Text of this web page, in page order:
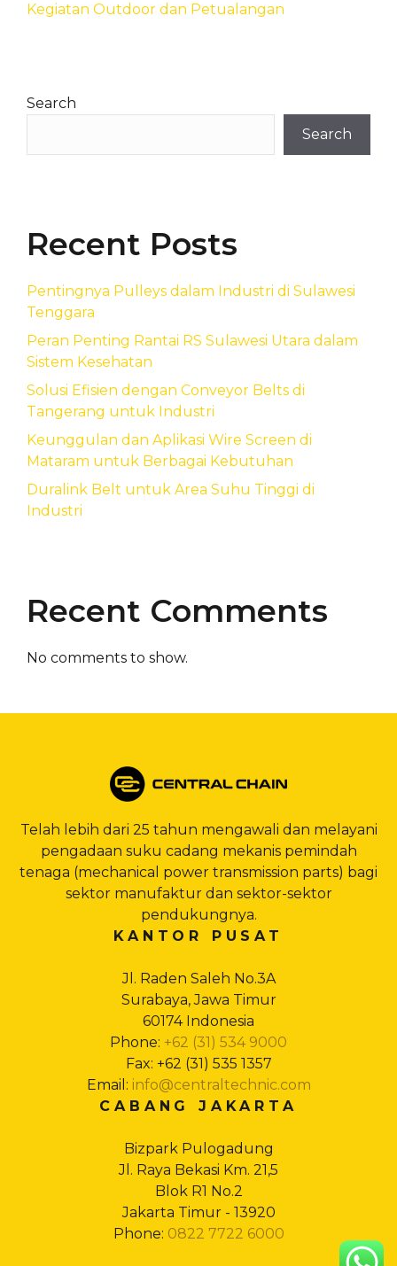
Kegiatan Outdoor dan Petualangan
Search
Search
Recent Posts
Pentingnya Pulleys dalam Industri di Sulawesi
Tenggara
Peran Penting Rantai RS Sulawesi Utara dalam
Sistem Kesehatan
Solusi Efisien dengan Conveyor Belts di
Tangerang untuk Industri
Keunggulan dan Aplikasi Wire Screen di
Mataram untuk Berbagai Kebutuhan
Duralink Belt untuk Area Suhu Tinggi di
Industri
Recent Comments
No comments to show.
Telah lebih dari 25 tahun mengawali dan melayani
pengadaan suku cadang mekanis pemindah
tenaga (mechanical power transmission parts) bagi
sektor manufaktur dan sektor-sektor
pendukungnya.
KANTOR PUSAT
Jl. Raden Saleh No.3A
Surabaya, Jawa Timur
60174 Indonesia
Phone: +62 (31) 534 9000
Fax: +62 (31) 535 1357
Email: info@centraltechnic.com
CABANG JAKARTA
Bizpark Pulogadung
Jl. Raya Bekasi Km. 21,5
Blok R1 No.2
Jakarta Timur - 13920
Phone: 0822 7722 6000